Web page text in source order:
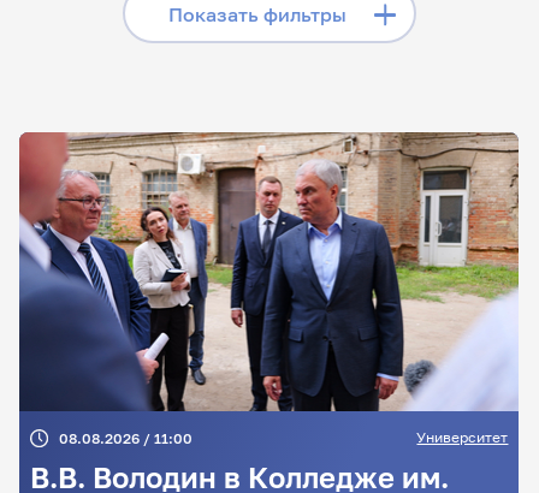
смотрите сюжеты на
«Rutube»
Показать фильтры
Скрыть фильтры
Поиск по рубрикам
Поиск по дате
Поиск по темам
08.08.2026 / 11:00 Университет
В.В. Володин в Колледже им.